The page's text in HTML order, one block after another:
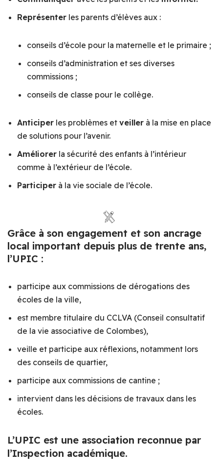
Représenter les parents d’élèves aux :
conseils d’école pour la maternelle et le primaire ;
conseils d’administration et ses diverses
commissions ;
conseils de classe pour le collège.
Anticiper les problèmes et veiller à la mise en place
de solutions pour l’avenir.
Améliorer la sécurité des enfants à l’intérieur
comme à l’extérieur de l’école.
Participer à la vie sociale de l’école.
Grâce à son engagement et son ancrage
local important depuis plus de trente ans,
l’UPIC :
participe aux commissions de dérogations des
écoles de la ville,
est membre titulaire du CCLVA (Conseil consultatif
de la vie associative de Colombes),
veille et participe aux réflexions, notamment lors
des conseils de quartier,
participe aux commissions de cantine ;
intervient dans les décisions de travaux dans les
écoles.
L’UPIC est une association reconnue par
l’Inspection académique.